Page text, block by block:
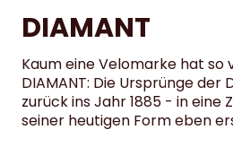
DIAMANT
Kaum eine Velomarke hat so
DIAMANT: Die Ursprünge
zurück ins Jahr 1885 - in eine
seiner heutigen Form eben